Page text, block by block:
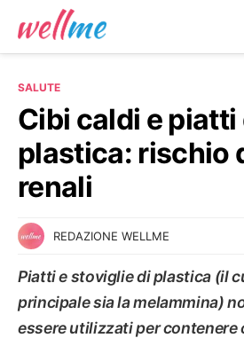
SALUTE
Cibi caldi e piatti
plastica: rischio
renali
REDAZIONE WELLME
Piatti e stoviglie di plastica (il
principale sia la melammina)
essere utilizzati per contenere